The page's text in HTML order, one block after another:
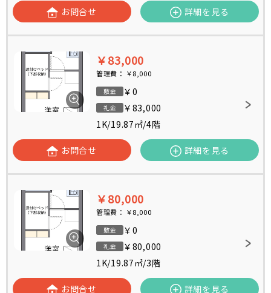
お問合せ 詳細を見る
￥83,000
管理費： ￥8,000
敷金 ￥0
礼金
￥83,000
1K/19.87㎡/4階
お問合せ 詳細を見る
￥80,000
管理費： ￥8,000
敷金 ￥0
礼金
￥80,000
1K/19.87㎡/3階
お問合せ 詳細を見る